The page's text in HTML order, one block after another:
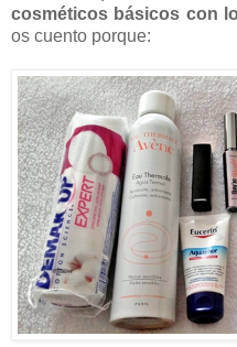
cosméticos básicos con
os cuento porque: